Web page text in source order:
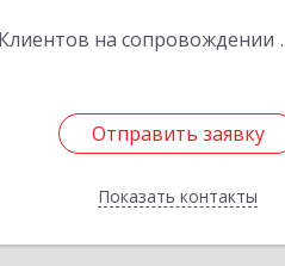
Клиентов на сопровождении
Отправить заявку
Показать контакты
Отправить заявку
Назад